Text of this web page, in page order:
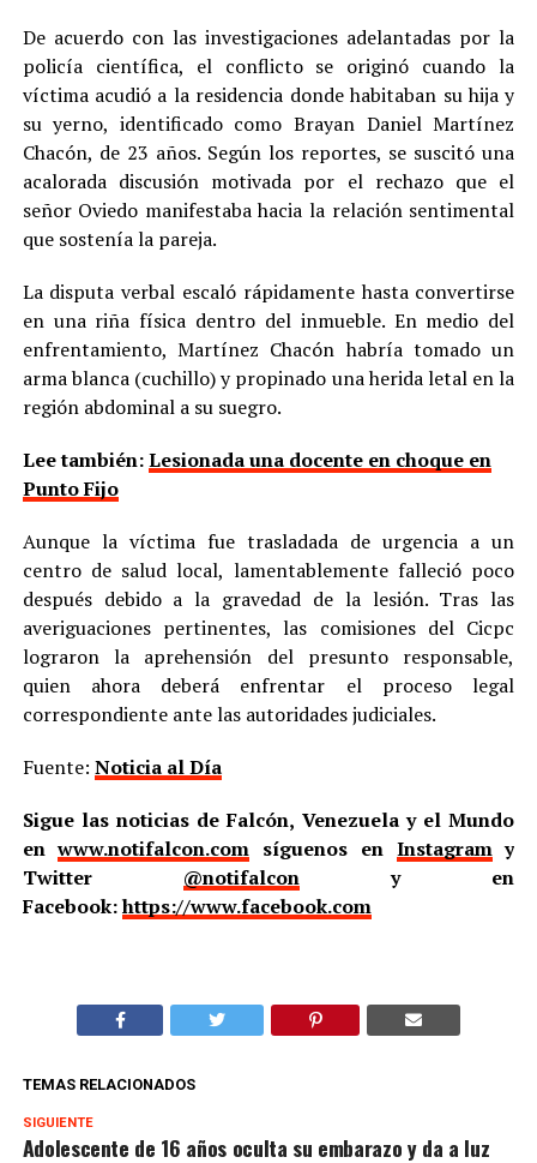
De acuerdo con las investigaciones adelantadas por la
policía científica, el conflicto se originó cuando la
víctima acudió a la residencia donde habitaban su hija y
su yerno, identificado como Brayan Daniel Martínez
Chacón, de 23 años. Según los reportes, se suscitó una
acalorada discusión motivada por el rechazo que el
señor Oviedo manifestaba hacia la relación sentimental
que sostenía la pareja.
La disputa verbal escaló rápidamente hasta convertirse
en una riña física dentro del inmueble. En medio del
enfrentamiento, Martínez Chacón habría tomado un
arma blanca (cuchillo) y propinado una herida letal en la
región abdominal a su suegro.
Lee también:Lesionada una docente en choque en
Punto Fijo
Aunque la víctima fue trasladada de urgencia a un
centro de salud local, lamentablemente falleció poco
después debido a la gravedad de la lesión. Tras las
averiguaciones pertinentes, las comisiones del Cicpc
lograron la aprehensión del presunto responsable,
quien ahora deberá enfrentar el proceso legal
correspondiente ante las autoridades judiciales.
Fuente: Noticia al Día
Sigue las noticias de Falcón, Venezuela y el Mundo
enwww.notifalcon.com síguenos en Instagramy
Twitter @notifalcony en
Facebook:https://www.facebook.com
TEMAS RELACIONADOS
SIGUIENTE
Adolescente de 16 años oculta su embarazo y da a luz